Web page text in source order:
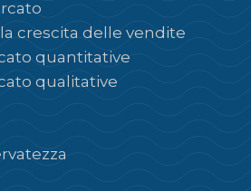
crescita delle vendite
quantitative
qualitative